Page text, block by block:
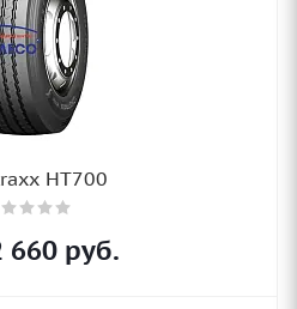
HT700
660 руб.